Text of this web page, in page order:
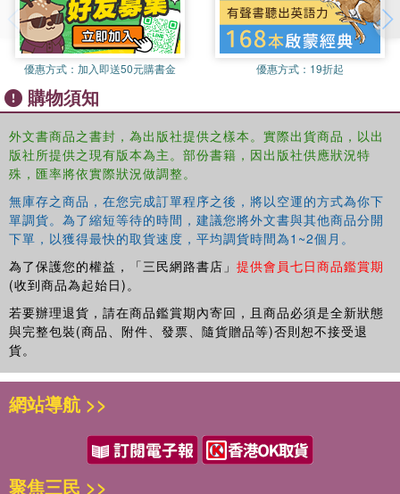
優惠方式： 加入即送50元購書金 優惠方式： 19折起
購物須知
外文書商品之書封，為出版社提供之樣本。實際出貨商品，以出
版社所提供之現有版本為主。部份書籍，因出版社供應狀況特
殊，匯率將依實際狀況做調整。
無庫存之商品，在您完成訂單程序之後，將以空運的方式為你下
單調貨。為了縮短等待的時間，建議您將外文書與其他商品分開
下單，以獲得最快的取貨速度，平均調貨時間為1~2個月。
為了保護您的權益，「三民網路書店」 提供會員七日商品鑑賞期
(收到商品為起始日)。
若要辦理退貨，請在商品鑑賞期內寄回，且商品必須是全新狀態
與完整包裝(商品、附件、發票、隨貨贈品等)否則恕不接受退
貨。
網站導航 >>
聚焦三民 >>